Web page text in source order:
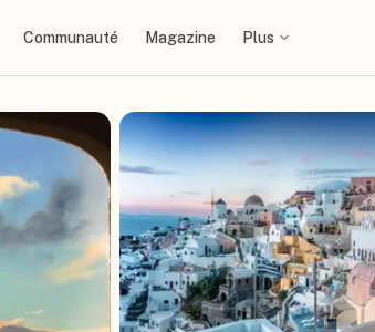
Communauté Magazine Plus